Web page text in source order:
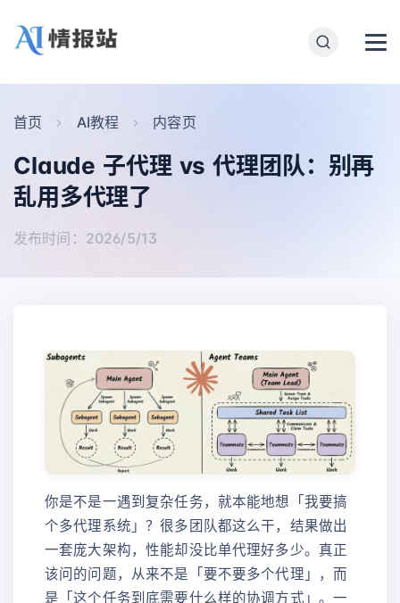
首页 AI教程 内容页
Claude 子代理 vs 代理团队：别再
乱用多代理了
发布时间：2026/5/13
你是不是一遇到复杂任务，就本能地想「我要搞
个多代理系统」？很多团队都这么干，结果做出
一套庞大架构，性能却没比单代理好多少。真正
该问的问题，从来不是「要不要多个代理」，而
是「这个任务到底需要什么样的协调方式」。一